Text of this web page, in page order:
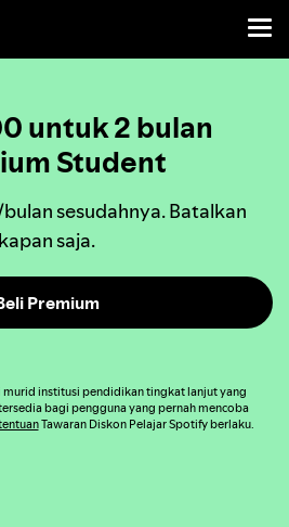
untuk 2 bulan
Student
sesudahnya. Batalkan
kapan saja.
Premium
murid institusi pendidikan tingkat lanjut yang
bagi pengguna yang pernah mencoba
Tawaran Diskon Pelajar Spotify berlaku.